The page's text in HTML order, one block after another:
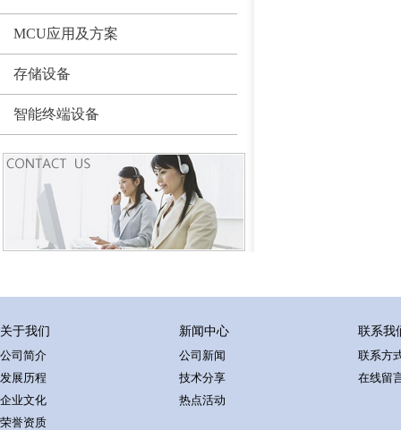
MCU应用及方案
存储设备
智能终端设备
关于我们
公司简介
发展历程
企业文化
荣誉资质
新闻中心
公司新闻
技术分享
热点活动
联系我
联系方
在线留